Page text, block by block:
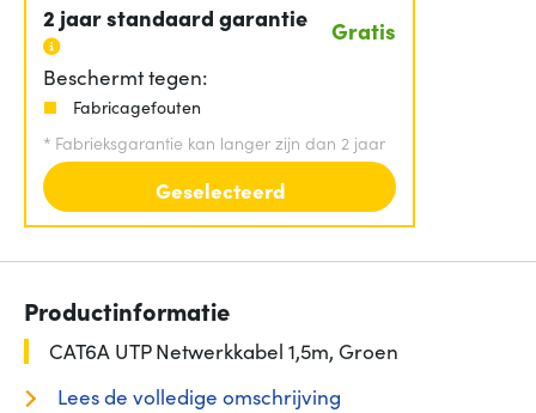
2 jaar standaard garantie Gratis
Beschermt tegen:
Fabricagefouten
* Fabrieksgarantie kan langer zijn dan 2 jaar
Geselecteerd
Productinformatie
CAT6A UTP Netwerkkabel 1,5m, Groen
Lees de volledige omschrijving